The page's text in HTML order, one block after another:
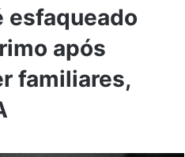
esfaqueado
após
familiares,